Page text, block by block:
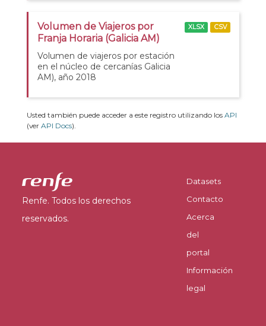
Volumen de Viajeros por
Franja Horaria (Galicia AM)
Volumen de viajeros por estación
en el núcleo de cercanías Galicia
AM), año 2018
XLSX CSV
Usted también puede acceder a este registro utilizando los API
(ver API Docs).
Renfe. Todos los derechos
reservados.
Datasets
Contacto
Acerca
del
portal
Información
legal